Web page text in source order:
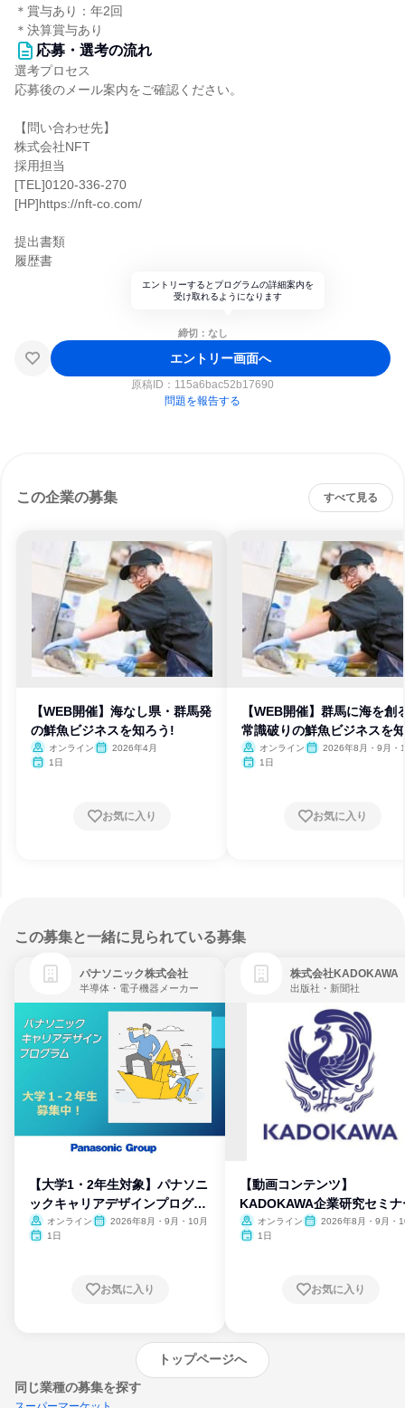
＊賞与あり：年2回
＊決算賞与あり
応募・選考の流れ
選考プロセス
応募後のメール案内をご確認ください。
【問い合わせ先】
株式会社NFT
採用担当
[TEL]0120-336-270
[HP]https://nft-co.com/
提出書類
履歴書
エントリーするとプログラムの詳細案内を
受け取れるようになります
締切：なし
エントリー画面へ
原稿ID： 115a6bac52b17690
問題を報告する
この企業の募集 すべて見る
【WEB開催】海なし県・群馬発
の鮮魚ビジネスを知ろう!
オンライン
2026年4月
1日
お気に入り
【WEB開催】群馬に海を創
常識破りの鮮魚ビジネスを
う
オンライン
2026年8月・9月・
1日
お気に入り
この募集と一緒に見られている募集
パナソニック株式会社
半導体・電子機器メーカー
【大学1・2年生対象】パナソニ
ックキャリアデザインプログラ
ム
オンライン
2026年8月・9月・10月
1日
お気に入り
株式会社KADOKAWA
出版社・新聞社
【動画コンテンツ】
KADOKAWA企業研究セミナ
オンライン
2026年8月・9月・
1日
お気に入り
トップページへ
同じ業種の募集を探す